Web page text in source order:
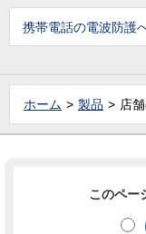
携帯電話の電波防護
ホーム 製品 店
このペー